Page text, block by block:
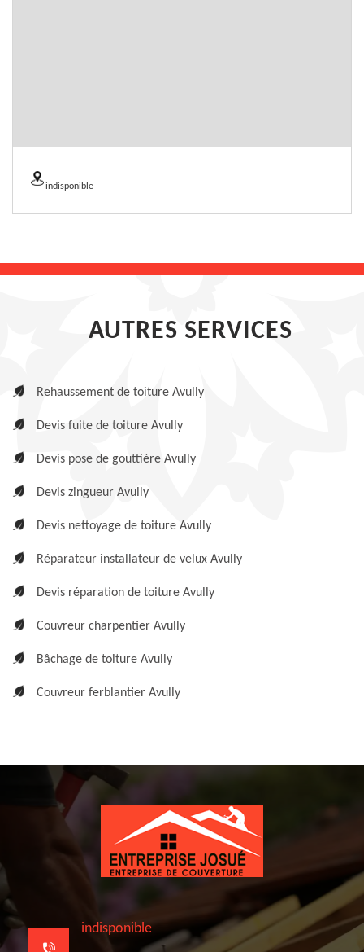
indisponible
AUTRES SERVICES
Rehaussement de toiture Avully
Devis fuite de toiture Avully
Devis pose de gouttière Avully
Devis zingueur Avully
Devis nettoyage de toiture Avully
Réparateur installateur de velux Avully
Devis réparation de toiture Avully
Couvreur charpentier Avully
Bâchage de toiture Avully
Couvreur ferblantier Avully
indisponible